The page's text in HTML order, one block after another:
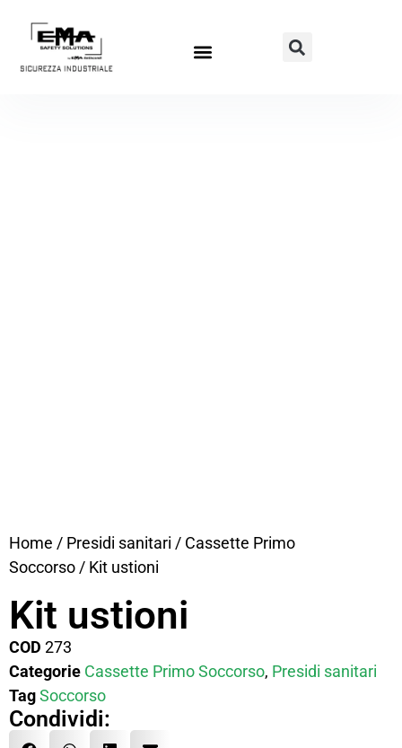
Home / Presidi sanitari / Cassette Primo
Soccorso/ Kit ustioni
Kit ustioni
COD 273
Categorie Cassette Primo Soccorso, Presidi sanitari
TagSoccorso
Condividi: